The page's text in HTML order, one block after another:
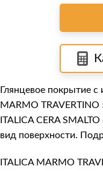
Глянцевое покрытие с
MARMO TRAVERTINO
ITALICA CERA
вид поверхности.
ITALICA MARMO